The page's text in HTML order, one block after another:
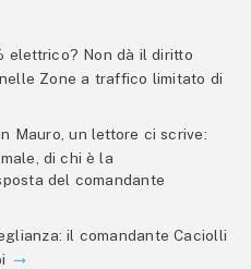
elettrico? Non dà il diritto
Zone a traffico limitato di
Mauro, un lettore ci scrive:
di chi è la
del comandante
il comandante Caciolli